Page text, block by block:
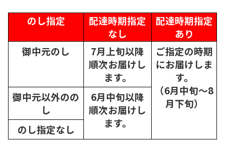
のし指定
配達時期指定
なし
配達時期指定
あり
御中元のし
7月上旬以降
順次お届けし
ます。
ご指定の時期
にお届けしま
す。
（6月中旬～8
月下旬）
御中元以外のの
し
6月中旬以降
順次お届けし
ます。
のし指定なし